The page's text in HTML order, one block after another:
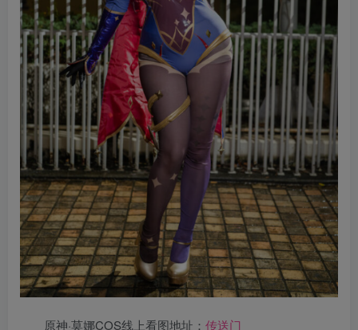
原神·莫娜COS线上看图地址： 传送门